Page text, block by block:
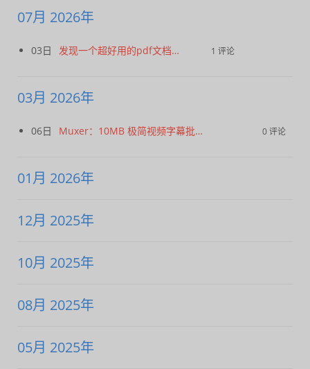
07月 2026年
03日 发现一个超好用的pdf文档编辑器 1 评论
03月 2026年
06日 Muxer：10MB 极简视频字幕批量封装工具 (单文件/绿色版) 0 评论
01月 2026年
12月 2025年
10月 2025年
08月 2025年
05月 2025年